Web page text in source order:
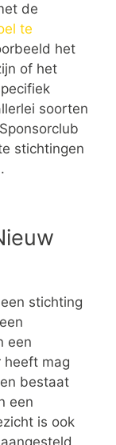
de
te
het
of het
soorten
stichtingen
stichting
een
heeft mag
bestaat
een
is ook